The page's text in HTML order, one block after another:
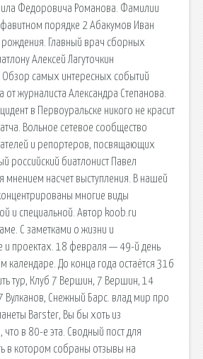
Федоровича Романова. Фамилии
порядке 2 Абакумов Иван
Главный врач сборных
Алексей Лагуточкин
самых интересных событий
журналиста Александра Степанова.
в Первоуральске никого не красит
Вольное сетевое сообщество
и репортеров, посвящающих
российский биатлонист Павел
мнением насчет выступления. В нашей
многие виды
и специальной. Автор koob.ru
С заметками о жизни и
и проектах. 18 февраля — 49-й день
календаре. До конца года остаётся 316
тур, Клуб 7 Вершин, 7 Вершин, 14
Вулканов, Снежный Барс. влад мир про
Barster, Вы бы хоть из
что в 80-е эта. Сводный пост для
в котором собраны отзывы на